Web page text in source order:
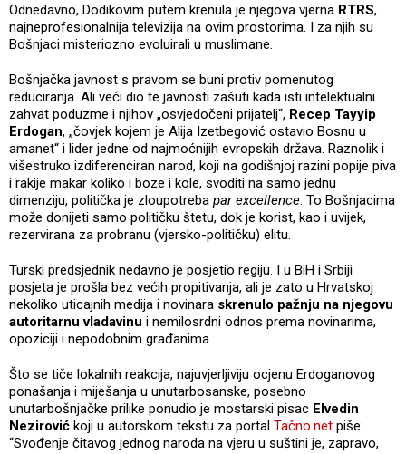
Odnedavno, Dodikovim putem krenula je njegova vjerna RTRS,
najneprofesionalnija televizija na ovim prostorima. I za njih su
Bošnjaci misteriozno evoluirali u muslimane.
Bošnjačka javnost s pravom se buni protiv pomenutog
reduciranja. Ali veći dio te javnosti zašuti kada isti intelektualni
zahvat poduzme i njihov „osvjedočeni prijatelj“, Recep Tayyip
Erdogan, „čovjek kojem je Alija Izetbegović ostavio Bosnu u
amanet“ i lider jedne od najmoćnijih evropskih država. Raznolik i
višestruko izdiferenciran narod, koji na godišnjoj razini popije piva
i rakije makar koliko i boze i kole, svoditi na samo jednu
dimenziju, politička je zloupotreba par excellence. To Bošnjacima
može donijeti samo političku štetu, dok je korist, kao i uvijek,
rezervirana za probranu (vjersko-političku) elitu.
Turski predsjednik nedavno je posjetio regiju. I u BiH i Srbiji
posjeta je prošla bez većih propitivanja, ali je zato u Hrvatskoj
nekoliko uticajnih medija i novinara skrenulo pažnju na njegovu
autoritarnu vladavinu i nemilosrdni odnos prema novinarima,
opoziciji i nepodobnim građanima.
Što se tiče lokalnih reakcija, najuvjerljiviju ocjenu Erdoganovog
ponašanja i miješanja u unutarbosanske, posebno
unutarbošnjačke prilike ponudio je mostarski pisac Elvedin
Nezirović koji u autorskom tekstu za portal Tačno.net piše:
“Svođenje čitavog jednog naroda na vjeru u suštini je, zapravo,